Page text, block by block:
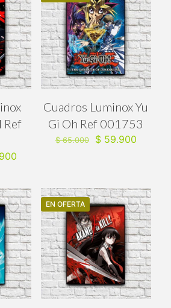
Ref
es:
$ 59.900.
Cuadros Luminox Yu
Gi Oh Ref 001753
$65.000
El
$59.900El
EN OFERTA